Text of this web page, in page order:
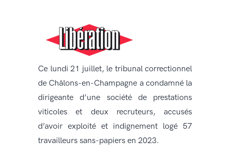
Ce lundi 21 juillet, le tribunal correctionnel
de Châlons-en-Champagne a condamné la
dirigeante d’une société de prestations
viticoles et deux recruteurs, accusés
d’avoir exploité et indignement logé 57
travailleurs sans-papiers en 2023.